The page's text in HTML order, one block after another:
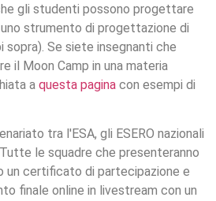
gli studenti possono progettare
strumento di progettazione di
Se siete insegnanti che
il Moon Camp in una materia
a questa pagina con esempi di
tra l'ESA, gli ESERO nazionali
le squadre che presenteranno
un certificato di partecipazione e
finale online in livestream con un